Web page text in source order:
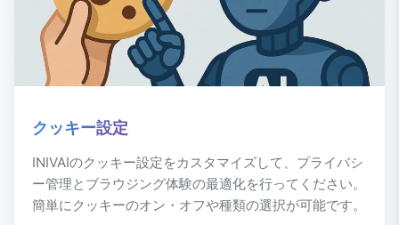
クッキー設定
INIVAIのクッキー設定をカスタマイズして、プライバシ
ー管理とブラウジング体験の最適化を行ってください。
簡単にクッキーのオン・オフや種類の選択が可能です。